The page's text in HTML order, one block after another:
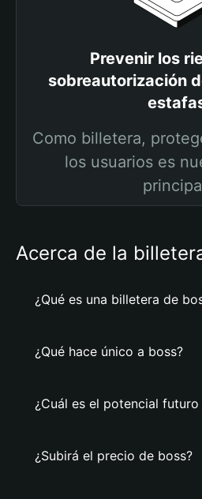
Prevenir los
sobreautorización
Como billetera,
los usuarios es
Acerca de la
¿Qué es una billetera de
¿Qué hace único a boss?
¿Cuál es el potencial
¿Subirá el precio de boss?